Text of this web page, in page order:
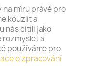
na sociálních
dozvíte jako
na míru právě pro
kouzlit a
nás cítili jako
rozmyslet a
používáme pro
o zpracování